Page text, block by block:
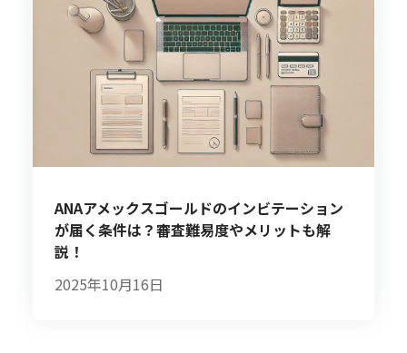
ANAアメックスゴールドのインビテーション
が届く条件は？審査難易度やメリットも解
説！
2025年10月16日